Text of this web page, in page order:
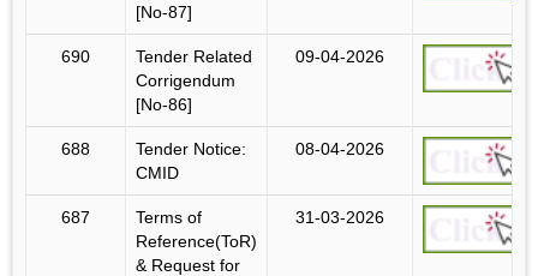
[No-87]
690
Tender Related
Corrigendum
[No-86]
09-04-2026
688
Tender Notice:
CMID
08-04-2026
687
Terms of
Reference(ToR)
& Request for
31-03-2026